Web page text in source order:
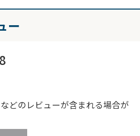
ー
どのレビューが含まれる場合が